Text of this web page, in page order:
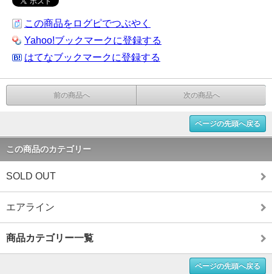
この商品をログピでつぶやく
Yahoo!ブックマークに登録する
はてなブックマークに登録する
前の商品へ 次の商品へ
ページの先頭へ戻る
この商品のカテゴリー
SOLD OUT
エアライン
商品カテゴリー一覧
ページの先頭へ戻る